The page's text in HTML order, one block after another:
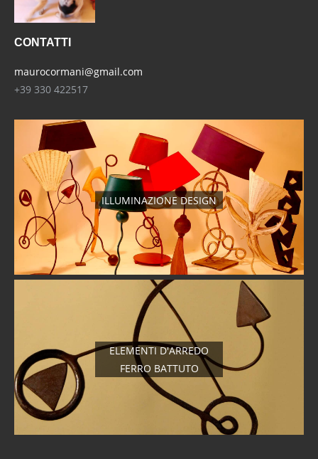
CONTATTI
maurocormani@gmail.com
+39 330 422517
ILLUMINAZIONE DESIGN
ELEMENTI D'ARREDO
FERRO BATTUTO